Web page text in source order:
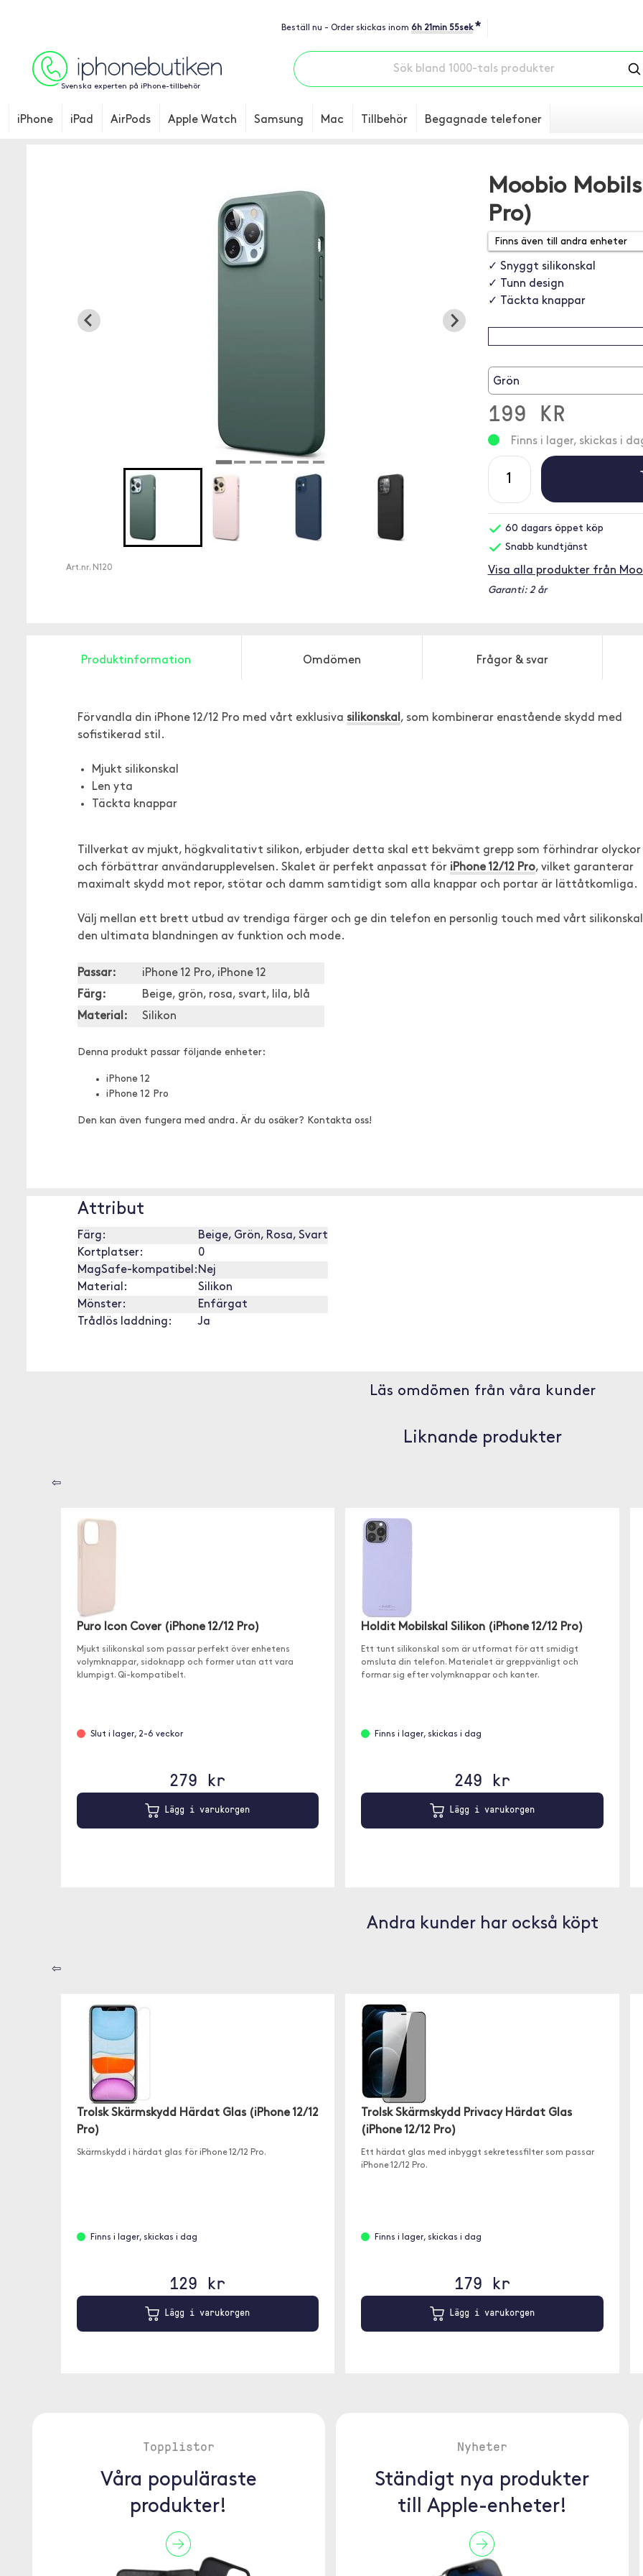
Beställ nu - Order skickas inom 6h 21min 55sek *
Svenska experten på iPhone-tillbehör
iPhone iPad AirPods Apple Watch Samsung Mac Tillbehör Begagnade telefoner
Art.nr. N120
Moobio
Pro)
✓ Snyggt silikonskal
✓ Tunn design
✓ Täckta knappar
Grön
199 KR
Finns i lager, skickas i
60 dagars öppet köp
Snabb kundtjänst
Visa alla produkter från
Garanti: 2 år
Produktinformation Omdömen Frågor & svar
Förvandla din iPhone 12/12 Pro med vårt exklusiva silikonskal , som kombinerar enastående skydd med
sofistikerad stil.
Mjukt silikonskal
Len yta
Täckta knappar
Tillverkat av mjukt, högkvalitativt silikon, erbjuder detta skal ett bekvämt grepp som förhindrar olyckor
och förbättrar användarupplevelsen. Skalet är perfekt anpassat för iPhone 12/12 Pro, vilket garanterar
maximalt skydd mot repor, stötar och damm samtidigt som alla knappar och portar är lättåtkomliga.
Välj mellan ett brett utbud av trendiga färger och ge din telefon en personlig touch med vårt silikonskal
den ultimata blandningen av funktion och mode.
Passar:
iPhone 12 Pro, iPhone 12
Färg:
Beige, grön, rosa, svart, lila, blå
Material:
Silikon
Denna produkt passar följande enheter:
iPhone 12
iPhone 12 Pro
Den kan även fungera med andra. Är du osäker? Kontakta oss!
Attribut
Färg:
Beige, Grön, Rosa, Svart
Kortplatser:
0
MagSafe-kompatibel: Nej
Material:
Silikon
Mönster:
Enfärgat
Trådlös laddning:
Ja
Läs omdömen från våra kunder
Liknande produkter
⇦
Puro Icon Cover (iPhone 12/12 Pro)
Mjukt silikonskal som passar perfekt över enhetens
volymknappar, sidoknapp och former utan att vara
klumpigt. Qi-kompatibelt.
Slut i lager, 2-6 veckor
279 kr
Lägg i varukorgen
Holdit Mobilskal Silikon (iPhone 12/12 Pro)
Ett tunt silikonskal som är utformat för att smidigt
omsluta din telefon. Materialet är greppvänligt och
formar sig efter volymknappar och kanter.
Finns i lager, skickas i dag
249 kr
Lägg i varukorgen
Andra kunder har också köpt
⇦
Trolsk Skärmskydd Härdat Glas (iPhone 12/12
Pro)
Skärmskydd i härdat glas för iPhone 12/12 Pro.
Finns i lager, skickas i dag
129 kr
Lägg i varukorgen
Trolsk Skärmskydd Privacy Härdat Glas
(iPhone 12/12 Pro)
Ett härdat glas med inbyggt sekretessfilter som passar
iPhone 12/12 Pro.
Finns i lager, skickas i dag
179 kr
Lägg i varukorgen
Topplistor
Våra populäraste
produkter!
Nyheter
Ständigt nya produkter
till Apple-enheter!